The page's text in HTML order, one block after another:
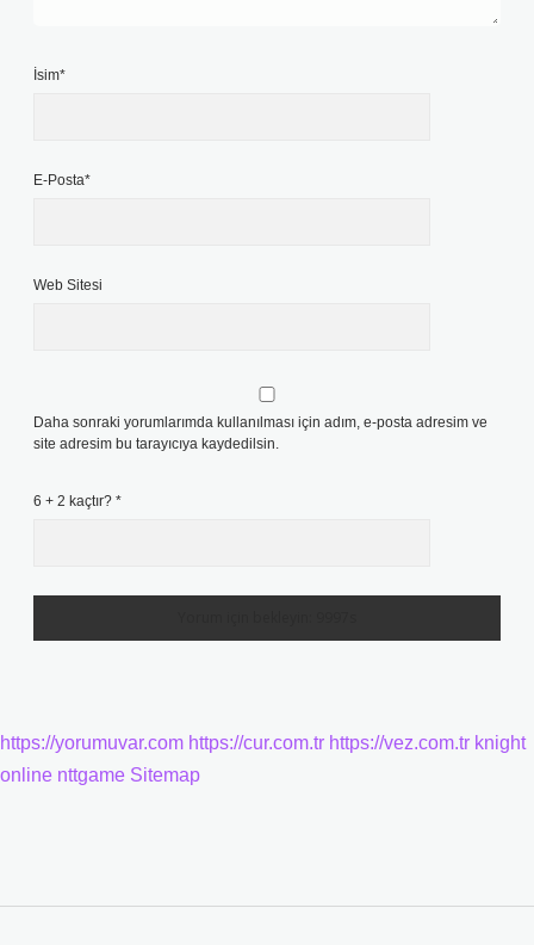
İsim*
E-Posta*
Web Sitesi
Daha sonraki yorumlarımda kullanılması için adım, e-posta adresim ve
site adresim bu tarayıcıya kaydedilsin.
6 + 2 kaçtır? *
https://yorumuvar.com https://cur.com.tr https://vez.com.tr knight
online nttgame Sitemap